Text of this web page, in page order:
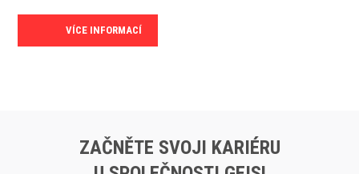
VÍCE INFORMACÍ
ZAČNĚTE SVOJI KARIÉRU